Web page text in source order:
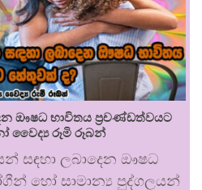
ඖෂධ භාවිතය ප්‍රචණ්ඩත්වයට
වෛද්‍ය රූමි රූබන්
සඳහා ලබාදෙන ඖෂධ
හෝ සාමාන්‍ය පුද්ගලයන්